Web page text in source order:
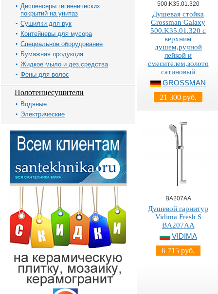
Диспенсеры гигиенических
покрытий на унитаз
Сушилки для рук
Контейнеры для мусора
Специальное оборудование
Бумажная продукция
Жидкое мыло и дез.средства
Фены для волос
Полотенцесушители
Водяные
Электрические
500.K35.01.320
Душевая стойка
Grossman Galaxy
500.K35.01.320 с
верхним
душем,ручной
лейкой и
смесителем,золото
сатиновый
GROSSMAN
21 300 руб.
BA207AA
Душевой гарнитур
Vidima Fresh S
BA207AA
VIDIMA
6 715 руб.